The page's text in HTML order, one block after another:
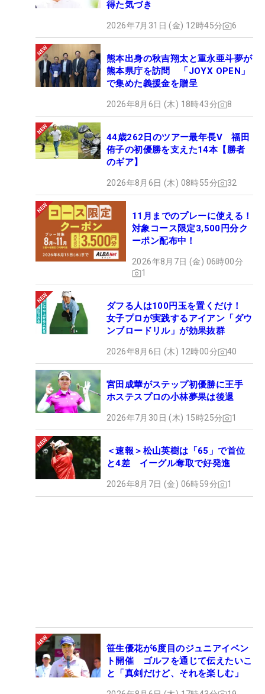
得た気づき
2026年7月31日 (金) 12時45分 6
熊本出身の秋吉翔太と重永亜斗夢が
熊本県庁を訪問 「JOYX OPEN」
で集めた義援金を贈呈
2026年8月6日 (木) 18時43分 8
44歳262日のツアー最年長V 福田
侑子の初優勝を支えた14本【勝者
のギア】
2026年8月6日 (木) 08時55分 32
11月までのプレーに使える！
対象コース限定3,500円分ク
ーポン配布中！
2026年8月7日 (金) 06時00分
1
ダフる人は100円玉を置くだけ！
女子プロが実践するアイアン「ダウ
ンブロードリル」が効果抜群
2026年8月6日 (木) 12時00分 40
宮田成華がステップ初優勝に王手
ホステスプロの小林夢果は後退
2026年7月30日 (木) 15時25分 1
＜速報＞松山英樹は「65」で首位
と4差 イーグル奪取で好発進
2026年8月7日 (金) 06時59分 1
笹生優花が6度目のジュニアイベン
ト開催 ゴルフを通じて伝えたいこ
と「真剣だけど、それを楽しむ」